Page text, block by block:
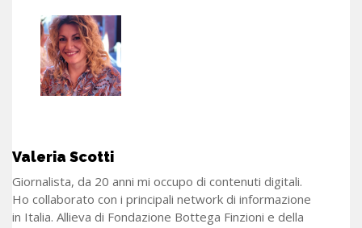
Valeria Scotti
Giornalista, da 20 anni mi occupo di contenuti digitali.
Ho collaborato con i principali network di informazione
in Italia. Allieva di Fondazione Bottega Finzioni e della